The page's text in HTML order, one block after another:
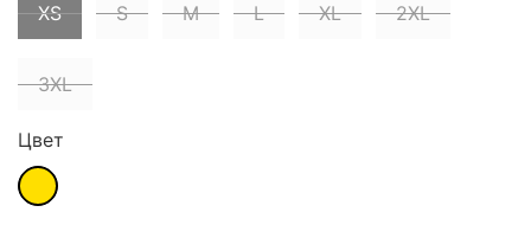
XS S M L XL 2XL
3XL
Цвет